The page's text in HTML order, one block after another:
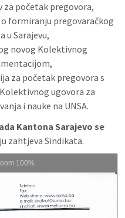
za početak pregovora,
formiranju pregovaračkog
u Sarajevu,
novog Kolektivnog
za početak pregovora s
ugovora za
i nauke na UNSA.
Kantona Sarajevo se
zahtjeva Sindikata.
100%